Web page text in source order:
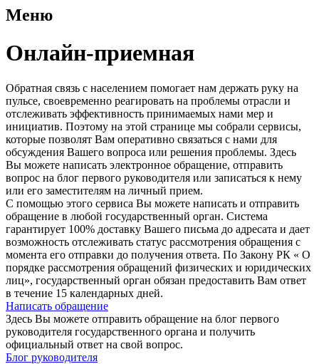
Меню
Онлайн-приемная
Обратная связь с населением помогает нам держать руку на
пульсе, своевременно реагировать на проблемы отрасли и
отслеживать эффективность принимаемых нами мер и
инициатив. Поэтому на этой странице мы собрали сервисы,
которые позволят Вам оперативно связаться с нами для
обсуждения Вашего вопроса или решения проблемы. Здесь
Вы можете написать электронное обращение, отправить
вопрос на блог первого руководителя или записаться к нему
или его заместителям на личный прием.
С помощью этого сервиса Вы можете написать и отправить
обращение в любой государственный орган. Система
гарантирует 100% доставку Вашего письма до адресата и дает
возможность отслеживать статус рассмотрения обращения с
момента его отправки до получения ответа. По Закону РК « О
порядке рассмотрения обращений физических и юридических
лиц», государственный орган обязан предоставить Вам ответ
в течение 15 календарных дней.
Написать обращение
Здесь Вы можете отправить обращение на блог первого
руководителя государственного органа и получить
официальный ответ на свой вопрос.
Блог руководителя